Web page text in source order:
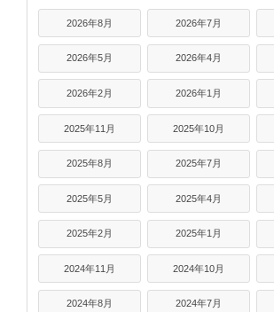
2026年8月 2026年7月
2026年5月 2026年4月
2026年2月 2026年1月
2025年11月 2025年10月
2025年8月 2025年7月
2025年5月 2025年4月
2025年2月 2025年1月
2024年11月 2024年10月
2024年8月 2024年7月